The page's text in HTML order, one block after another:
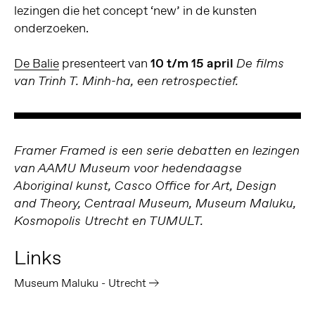
lezingen die het concept ‘new’ in de kunsten
onderzoeken.
De Baliepresenteert van 10 t/m 15 april De films
van Trinh T. Minh-ha, een retrospectief.
Framer Framed is een serie debatten en lezingen
van AAMU Museum voor hedendaagse
Aboriginal kunst, Casco Office for Art, Design
and Theory, Centraal Museum, Museum Maluku,
Kosmopolis Utrecht en TUMULT.
Links
Museum Maluku - Utrecht